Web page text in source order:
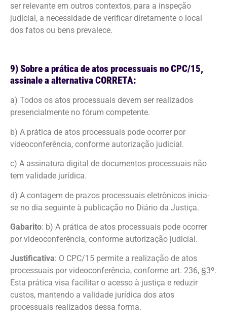
ser relevante em outros contextos, para a inspeção
judicial, a necessidade de verificar diretamente o local
dos fatos ou bens prevalece.
9) Sobre a prática de atos processuais no CPC/15,
assinale a alternativa CORRETA:
a) Todos os atos processuais devem ser realizados
presencialmente no fórum competente.
b) A prática de atos processuais pode ocorrer por
videoconferência, conforme autorização judicial.
c) A assinatura digital de documentos processuais não
tem validade jurídica.
d) A contagem de prazos processuais eletrônicos inicia-
se no dia seguinte à publicação no Diário da Justiça.
Gabarito: b) A prática de atos processuais pode ocorrer
por videoconferência, conforme autorização judicial.
Justificativa: O CPC/15 permite a realização de atos
processuais por videoconferência, conforme art. 236, §3º.
Esta prática visa facilitar o acesso à justiça e reduzir
custos, mantendo a validade jurídica dos atos
processuais realizados dessa forma.